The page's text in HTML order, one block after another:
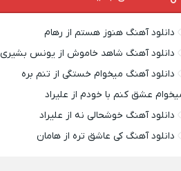
دانلود آهنگ هنوز هستم از رهام
دانلود آهنگ شاهد خاموش از یونس بشیری
دانلود آهنگ میخوام خستگی از تنم بره
عشق کنم با خودم از علیراد
دانلود آهنگ خوشحالی نه از علیراد
دانلود آهنگ کی عاشق تره از هامان